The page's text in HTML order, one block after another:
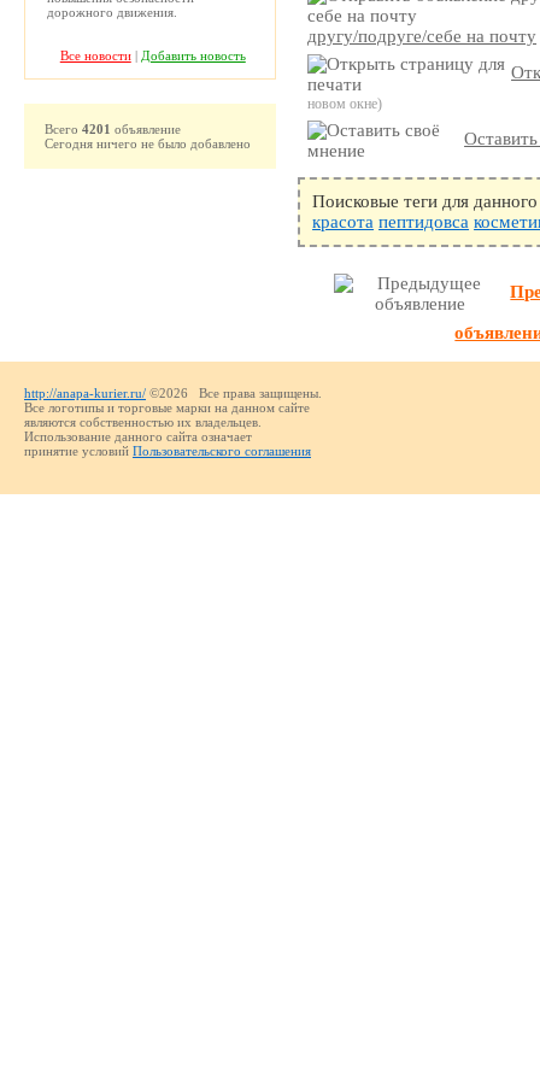
другу/подруге/себе на почту
новом окне)
Поисковые теги для
красота пептидовса
дорожного движения.
Все новости| Добавить новость
Всего 4201 объявление
Сегодня ничего не было добавлено
http://anapa-kurier.ru/ ©2026 Все права защищены.
Все логотипы и торговые марки на данном сайте
являются собственностью их владельцев.
Использование данного сайта означает
принятие условий Пользовательского соглашения